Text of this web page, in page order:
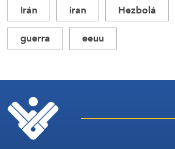
Irán
iran Hezbolá
guerra
eeuu